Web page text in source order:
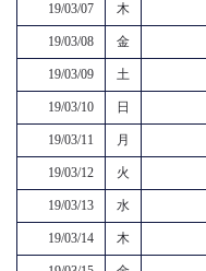
19/03/07 木
19/03/08 金
19/03/09 土
19/03/10 日
19/03/11 月
19/03/12 火
19/03/13 水
19/03/14 木